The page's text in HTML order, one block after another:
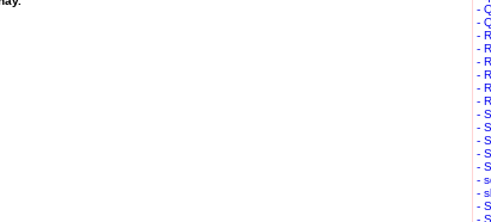
-
-
-
-
-
-
-
-
-
-
-
-
-
-
-
-
-